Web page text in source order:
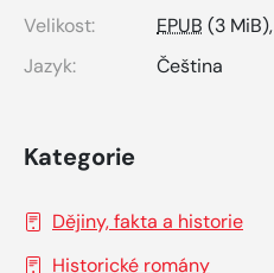
Velikost:
EPUB (3 MiB),
Jazyk:
Čeština
Kategorie
Dějiny, fakta a historie
Historické romány